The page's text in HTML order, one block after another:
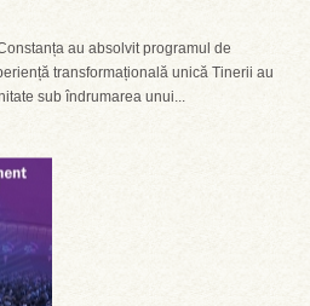
au absolvit programul de
transformațională unică Tinerii au
sub îndrumarea unui...